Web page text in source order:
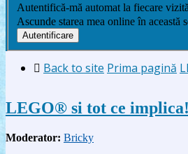
Autentifică-mă automat la fiecare
Ascunde starea mea online în această
Back to site Prima pagină
LEGO® si tot ce implica!
Moderator: Bricky